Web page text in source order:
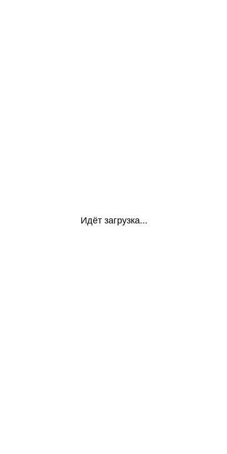
Идёт загрузка...